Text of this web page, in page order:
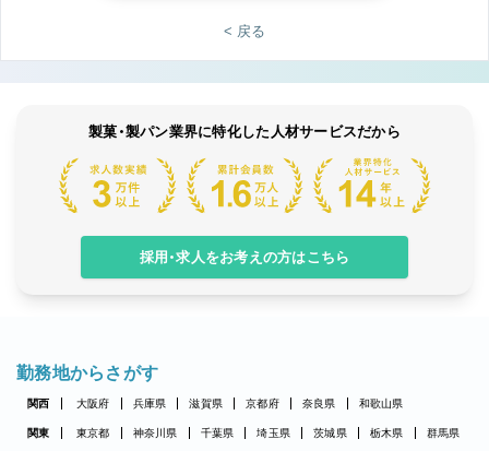
< 戻る
製菓・製パン業界に特化した人材サービスだから
採用・求人をお考えの方はこちら
勤務地からさがす
関西 大阪府 兵庫県 滋賀県 京都府 奈良県 和歌山県
関東 東京都 神奈川県 千葉県 埼玉県 茨城県 栃木県 群馬県